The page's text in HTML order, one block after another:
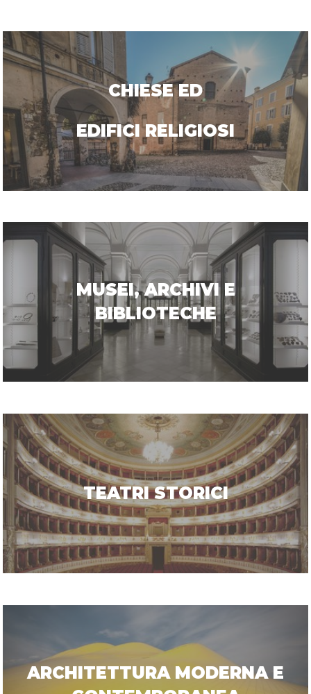
CHIESE ED
EDIFICI RELIGIOSI
MUSEI, ARCHIVI E
BIBLIOTECHE
TEATRI STORICI
ARCHITETTURA MODERNA E